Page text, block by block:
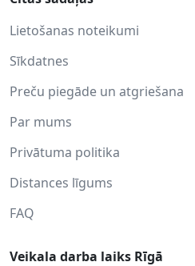
Lietošanas noteikumi
Sīkdatnes
Preču piegāde un atgriešana
Par mums
Privātuma politika
Distances līgums
FAQ
Veikala darba laiks Rīgā